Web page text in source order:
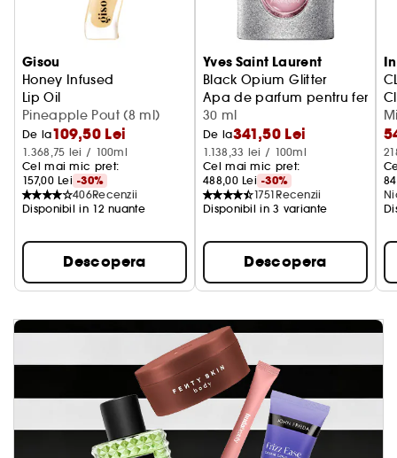
Gisou
Honey Infused
Lip Oil
Pineapple Pout (8 ml)
De la109,50 Lei
1.368,75 lei / 100ml
Cel mai mic pret:
157,00 Lei -30%
406Recenzii
Disponibil in 12 nuante
Descopera
Yves Saint Laurent
Black Opium Glitter
Apa de parfum pentru femei
30 ml
De la341,50 Lei
1.138,33 lei / 100ml
Cel mai mic pret:
488,00 Lei -30%
1751 Recenzii
Disponibil in 3 variante
Descopera